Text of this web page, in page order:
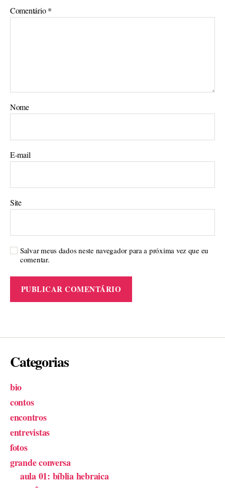
Comentário*
Nome
E-mail
Site
Salvar meus dados neste navegador para a próxima vez que eu
comentar.
Categorias
bio
contos
encontros
entrevistas
fotos
grande conversa
aula 01: bíblia hebraica